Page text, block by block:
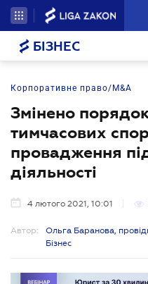
БІЗНЕС
Корпоративне право/M&A
Змінено
тимчасових
провадження
діяльності
4 лютого 2021, 10:01
Автор:
Ольга Баранова,
Бізнес